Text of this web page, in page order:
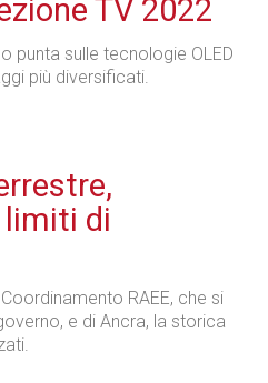
TV 2022
punta sulle tecnologie OLED
più diversificati.
limiti di
RAEE, che si
e di Ancra, la storica